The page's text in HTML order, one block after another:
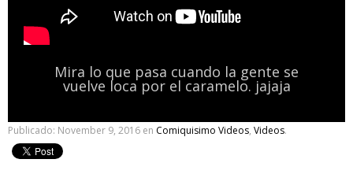
Mira lo que pasa cuando la gente se
vuelve loca por el caramelo. jajaja
Publicado: November 9, 2016 en Comiquisimo Videos, Videos.